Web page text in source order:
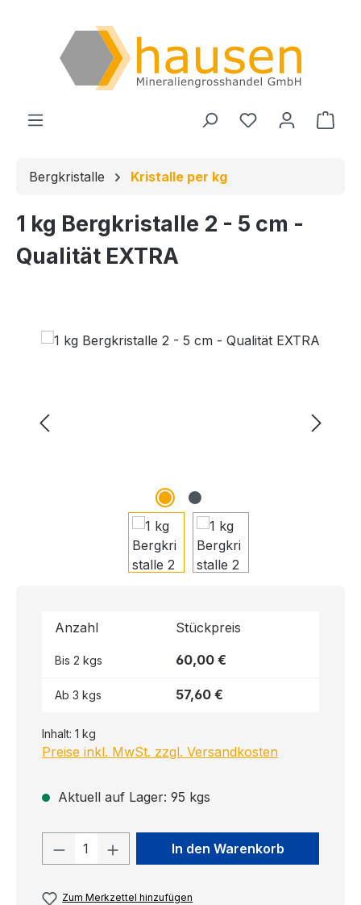
Du hast 0
Bergkristalle Kristalle per kg
1 kg Bergkristalle 2 - 5 cm -
Qualität EXTRA
Bildergalerie überspringen
Anzahl Stückpreis
Bis 2 kgs 60,00 €
Ab 3 kgs 57,60 €
Inhalt: 1 kg
Preise inkl. MwSt. zzgl. Versandkosten
Aktuell auf Lager: 95 kgs
Produkt Anzahl: Gib den
In den Warenkorb
Zum Merkzettel hinzufügen